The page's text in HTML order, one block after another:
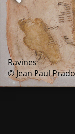
Ravines
© Jean Paul Prado